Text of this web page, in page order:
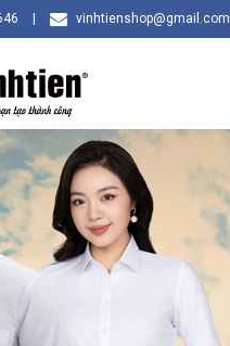
vinhtienshop@gmail.com